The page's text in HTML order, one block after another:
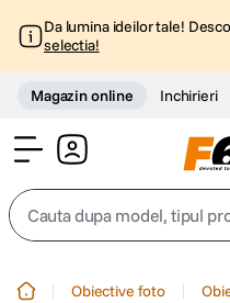
Da lumina ideilor tale!
selectia!
Magazin online Inchirieri
Cauta dupa model, tipul
Obiective foto